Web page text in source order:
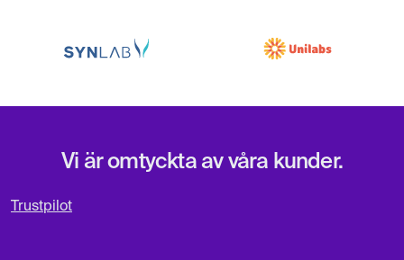
Vi är omtyckta av våra kunder.
Trustpilot